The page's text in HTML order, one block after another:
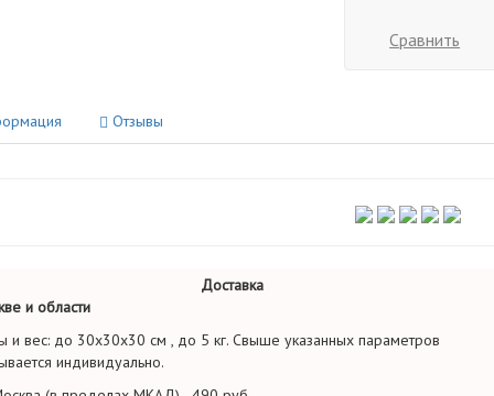
Сравнить
Отзывы
Доставка
и области
и вес: до 30х30х30 см , до 5 кг. Свыше указанных параметров
индивидуально.